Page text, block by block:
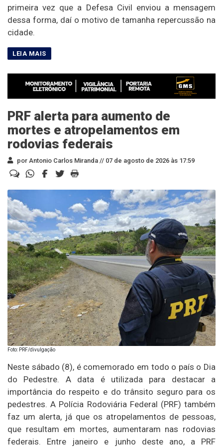
primeira vez que a Defesa Civil enviou a mensagem
dessa forma, daí o motivo de tamanha repercussão na
cidade.
PRF alerta para aumento de
mortes e atropelamentos em
rodovias federais
por Antonio Carlos Miranda // 07 de agosto de 2026 às 17:59
Foto: PRF/divulgação
Neste sábado (8), é comemorado em todo o país o Dia
do Pedestre. A data é utilizada para destacar a
importância do respeito e do trânsito seguro para os
pedestres. A Polícia Rodoviária Federal (PRF) também
faz um alerta, já que os atropelamentos de pessoas,
que resultam em mortes, aumentaram nas rodovias
federais. Entre janeiro e junho deste ano, a PRF